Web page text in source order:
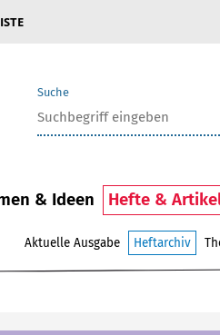
Suche
& Ideen Hefte &
Aktuelle Ausgabe Heftarchiv